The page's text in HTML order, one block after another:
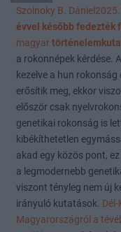
Szolnoky B.
évvel később fedezték
magyar
a rokonnépek kérdése.
kezelve a hun
erősítik meg, ekkor
először csak
genetikai rokonság is
kibékíthetetlen
akad egy közös pont,
a legmodernebb
viszont tényleg nem új
irányuló kutatások.
Magyarországról a